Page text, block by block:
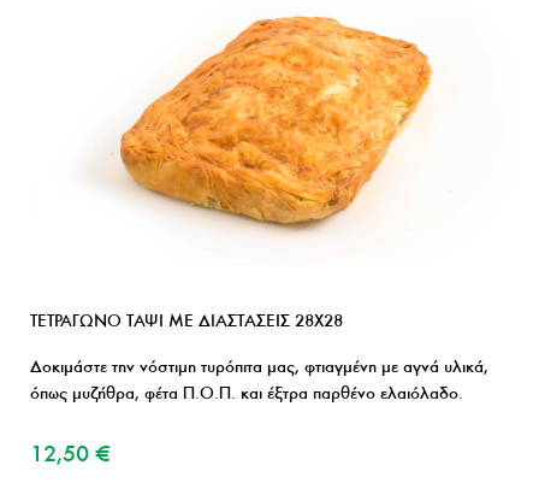
ΤΕΤΡΑΓΩΝΟ ΤΑΨΙ ΜΕ ΔΙΑΣΤΑΣΕΙΣ 28Χ28
Δοκιμάστε την νόστιμη τυρόπιτα μας, φτιαγμένη με αγνά υλικά,
όπως μυζήθρα, φέτα Π.Ο.Π. και έξτρα παρθένο ελαιόλαδο.
12,50€